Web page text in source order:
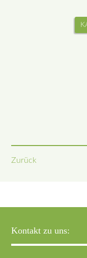
Zurück
Kontakt zu uns: